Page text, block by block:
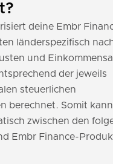
deine Embr
länderspezifisch
und
der jeweils
steuerlichen
berechnet. Somit kann
zwischen den
Embr Finance-